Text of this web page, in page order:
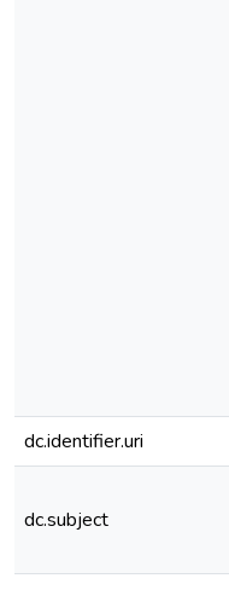
dc.identifier.uri
dc.subject